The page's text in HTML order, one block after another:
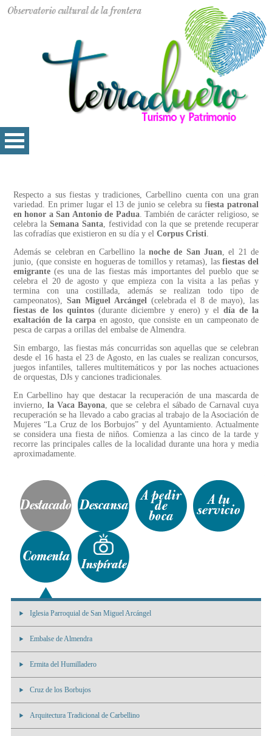
Respecto a sus fiestas y tradiciones, Carbellino cuenta con una gran
variedad. En primer lugar el 13 de junio se celebra su fiesta patronal
en honor a San Antonio de Padua. También de carácter religioso, se
celebra la Semana Santa, festividad con la que se pretende recuperar
las cofradías que existieron en su día y el Corpus Cristi.
Además se celebran en Carbellino la noche de San Juan, el 21 de
junio, (que consiste en hogueras de tomillos y retamas), lasfiestas del
emigrante(es una de las fiestas más importantes del pueblo que se
celebra el 20 de agosto y que empieza con la visita a las peñas y
termina con una costillada, además se realizan todo tipo de
campeonatos), San Miguel Arcángel(celebrada el 8 de mayo), las
fiestas de los quintos (durante diciembre y enero) y el día de la
exaltación de la carpa en agosto, que consiste en un campeonato de
pesca de carpas a orillas del embalse de Almendra.
Sin embargo, las fiestas más concurridas son aquellas que se celebran
desde el 16 hasta el 23 de Agosto, en las cuales se realizan concursos,
juegos infantiles, talleres multitemáticos y por las noches actuaciones
de orquestas, DJs y canciones tradicionales.
En Carbellino hay que destacar la recuperación de una mascarda de
invierno, la Vaca Bayona, que se celebra el sábado de Carnaval cuya
recuperación se ha llevado a cabo gracias al trabajo de la Asociación de
Mujeres “La Cruz de los Borbujos” y del Ayuntamiento. Actualmente
se considera una fiesta de niños. Comienza a las cinco de la tarde y
recorre las principales calles de la localidad durante una hora y media
aproximadamente.
Iglesia Parroquial de San Miguel Arcángel
Embalse de Almendra
Ermita del Humilladero
Cruz de los Borbujos
Arquitectura Tradicional de Carbellino